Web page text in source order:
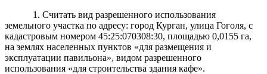
1. Cчитать вид разрешенного использования
земельного участка по адресу: город Курган, улица Гоголя, с
кадастровым номером 45:25:070308:30, площадью 0,0155 га,
на землях населенных пунктов «для размещения и
эксплуатации павильона», видом разрешенного
использования «для строительства здания кафе».